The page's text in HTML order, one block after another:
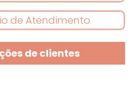
de Atendimento
de clientes